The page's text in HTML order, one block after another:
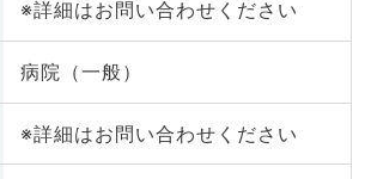
※詳細はお問い合わせください
病院（一般）
※詳細はお問い合わせください